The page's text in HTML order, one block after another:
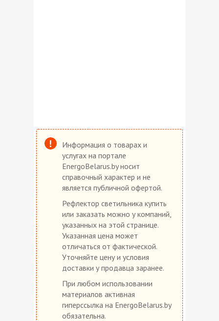
Информация о товарах и
услугах на портале
EnergoBelarus.by носит
справочный характер и не
является публичной офертой.
Рефлектор светильника купить
или заказать можно у компаний,
указанных на этой странице.
Указанная цена может
отличаться от фактической.
Уточняйте цену и условия
доставки у продавца заранее.
При любом использовании
материалов активная
гиперссылка на EnergoBelarus.by
обязательна.